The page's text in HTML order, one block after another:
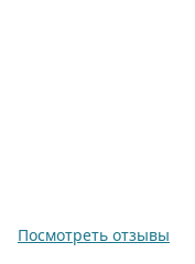
Посмотреть отзывы